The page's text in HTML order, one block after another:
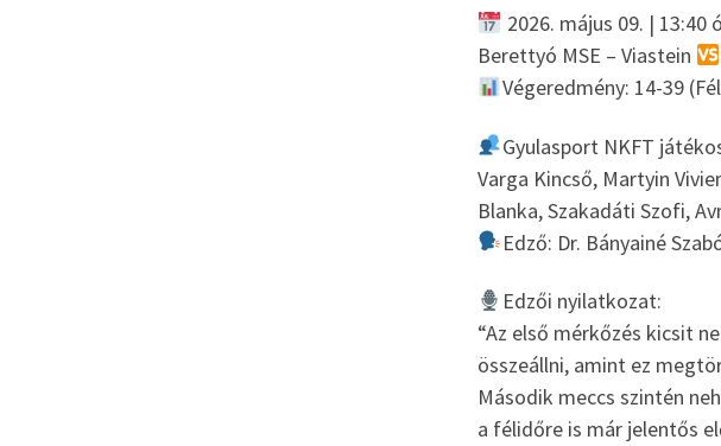
2026. május 09. | 13:40
Berettyó MSE – Viastein
Végeredmény: 14-39
Gyulasport NKFT
Varga Kincső, Martyin
Blanka, Szakadáti Szofi,
Edző: Dr. Bányainé
Edzői nyilatkozat:
“Az első mérkőzés kicsit
összeállni, amint ez
Második meccs szintén
a félidőre is már jelentős